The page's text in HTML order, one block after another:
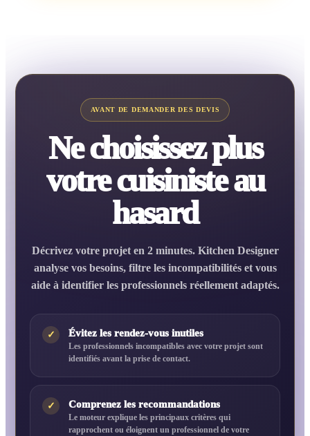
AVANT DE DEMANDER DES DEVIS
Ne choisissez plus
votre cuisiniste au
hasard
Décrivez votre projet en 2 minutes. Kitchen Designer
analyse vos besoins, filtre les incompatibilités et vous
aide à identifier les professionnels réellement adaptés.
✓ Évitez les rendez-vous inutiles
Les professionnels incompatibles avec votre projet sont
identifiés avant la prise de contact.
✓ Comprenez les recommandations
Le moteur explique les principaux critères qui
rapprochent ou éloignent un professionnel de votre